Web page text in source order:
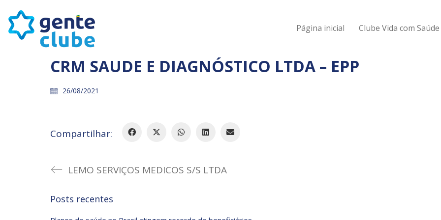
Página inicial Clube Vida com Saúde
CRM SAUDE E DIAGNÓSTICO LTDA – EPP
26/08/2021
Compartilhar:
LEMO SERVIÇOS MEDICOS S/S LTDA
Posts recentes